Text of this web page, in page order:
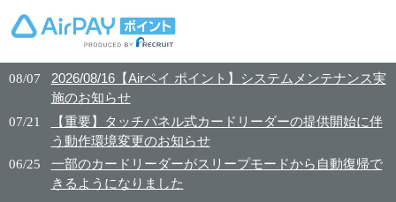
08/07
2026/08/16【Airペイ ポイント】システムメンテナンス実
施のお知らせ
07/21
【重要】タッチパネル式カードリーダーの提供開始に伴
う動作環境変更のお知らせ
06/25
一部のカードリーダーがスリープモードから自動復帰で
きるようになりました